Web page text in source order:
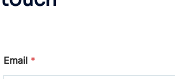
Email *